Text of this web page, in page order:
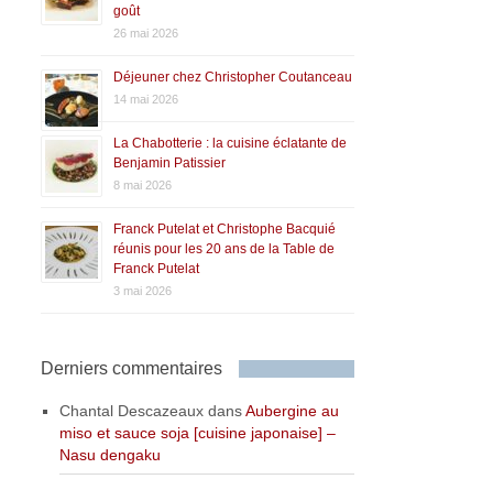
goût
26 mai 2026
Déjeuner chez Christopher Coutanceau
14 mai 2026
La Chabotterie : la cuisine éclatante de
Benjamin Patissier
8 mai 2026
Franck Putelat et Christophe Bacquié
réunis pour les 20 ans de la Table de
Franck Putelat
3 mai 2026
Derniers commentaires
Chantal Descazeaux dansAubergine au
miso et sauce soja [cuisine japonaise] –
Nasu dengaku